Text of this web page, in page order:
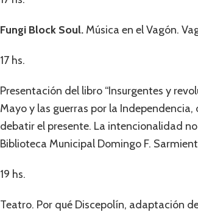
Fungi Block Soul. Música en el Vagón.
17 hs.
Presentación del libro “Insurgentes y
Mayo y las guerras por la
debatir el presente. La intencionalidad
Biblioteca Municipal Domingo F.
19 hs.
Teatro. Por qué Discepolín, adaptación